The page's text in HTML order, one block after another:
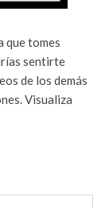
que tomes
sentirte
de los demás
Visualiza